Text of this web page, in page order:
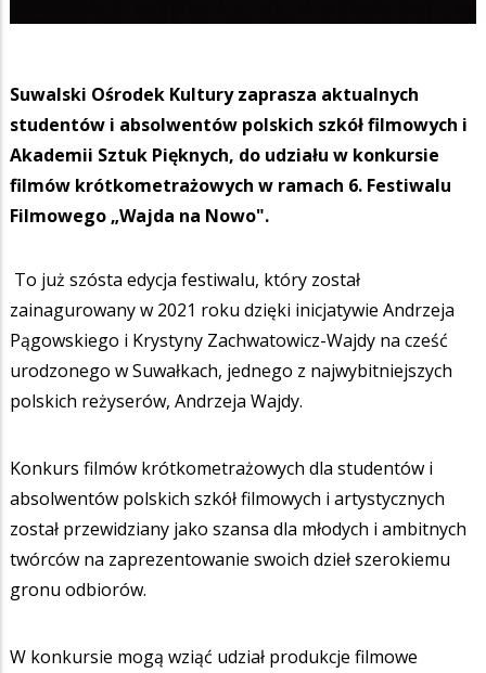
Suwalski Ośrodek Kultury zaprasza aktualnych
studentów i absolwentów polskich szkół filmowych i
Akademii Sztuk Pięknych, do udziału w konkursie
filmów krótkometrażowych w ramach 6. Festiwalu
Filmowego „Wajda na Nowo".
To już szósta edycja festiwalu, który został
zainagurowany w 2021 roku dzięki inicjatywie Andrzeja
Pągowskiego i Krystyny Zachwatowicz-Wajdy na cześć
urodzonego w Suwałkach, jednego z najwybitniejszych
polskich reżyserów, Andrzeja Wajdy.
Konkurs filmów krótkometrażowych dla studentów i
absolwentów polskich szkół filmowych i artystycznych
został przewidziany jako szansa dla młodych i ambitnych
twórców na zaprezentowanie swoich dzieł szerokiemu
gronu odbiorów.
W konkursie mogą wziąć udział produkcje filmowe